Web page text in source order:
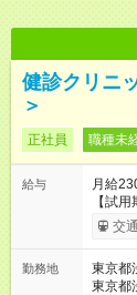
健診クリニ
＞
正社員 職種未
給与
月給
【試
交
勤務地
東京都
東京都